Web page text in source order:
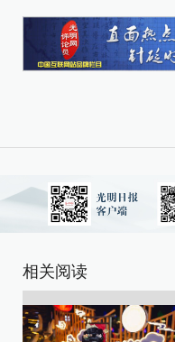
相关阅读